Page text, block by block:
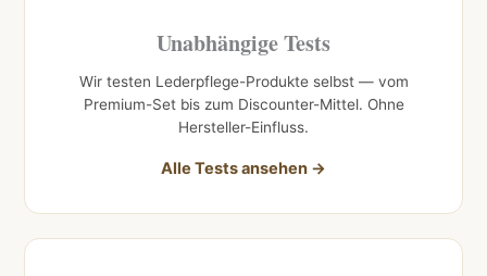
Unabhängige Tests
Wir testen Lederpflege-Produkte selbst — vom
Premium-Set bis zum Discounter-Mittel. Ohne
Hersteller-Einfluss.
Alle Tests ansehen →